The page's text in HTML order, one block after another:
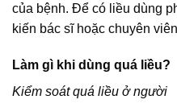
của bệnh. Để có liều dùng
kiến bác sĩ hoặc chuyên
Làm gì khi dùng quá liều?
Kiểm soát quá liều ở người